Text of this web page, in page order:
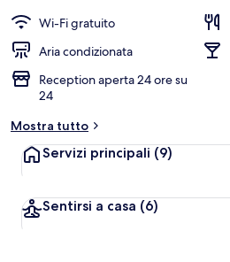
Wi-Fi gratuito
Aria condizionata
Reception aperta 24 ore su
24
Mostra tutto
Servizi principali (9)
Sentirsi a casa (6)